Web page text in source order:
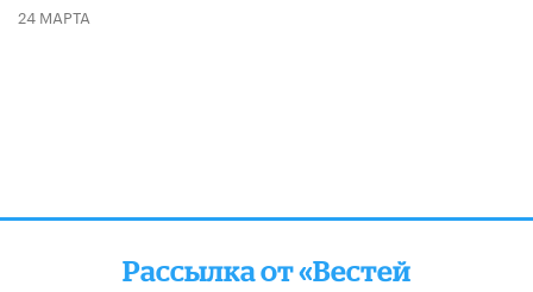
24 МАРТА
Рассылка от «Вестей